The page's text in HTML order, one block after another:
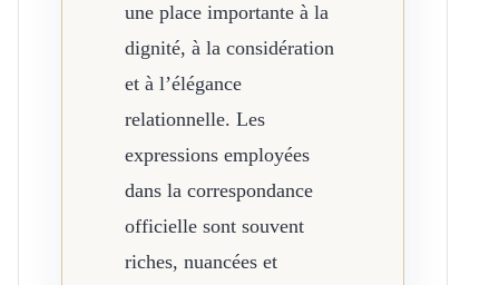
une place importante à la
dignité, à la considération
et à l’élégance
relationnelle. Les
expressions employées
dans la correspondance
officielle sont souvent
riches, nuancées et